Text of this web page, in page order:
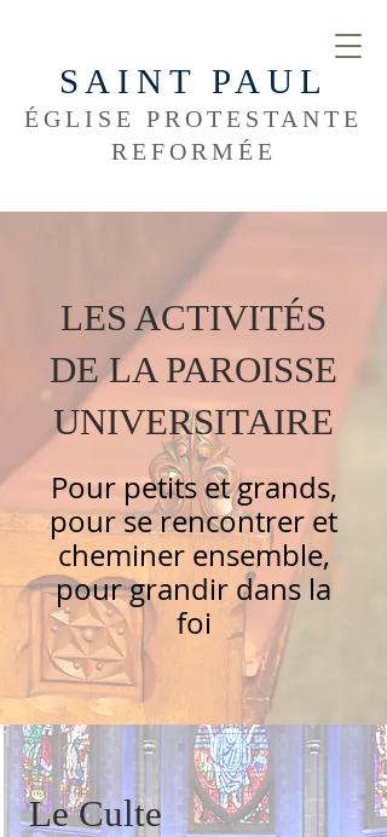
SAINT PAUL
ÉGLISE PROTESTANTE
REFORMÉE
LES ACTIVITÉS
DE LA PAROISSE
UNIVERSITAIRE
Pour petits et grands,
pour se rencontrer et
cheminer ensemble,
pour grandir dans la
foi
Le Culte